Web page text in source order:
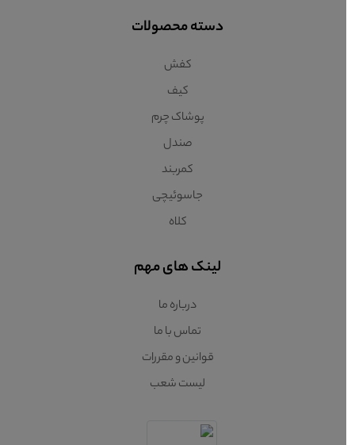
دسته محصولات
کفش
کیف
پوشاک چرم
صندل
کمربند
جاسوئیچی
کلاه
لینک های مهم
درباره ما
تماس با ما
قوانین و مقررات
لیست شعب